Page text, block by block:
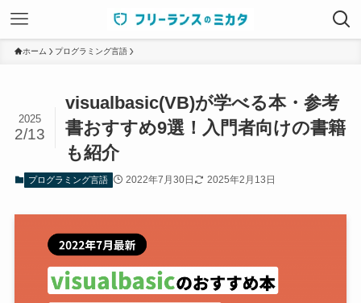
ホーム プログラミング言語
visualbasic(VB)が学べる本・参考
書おすすめ9選！入門者向けの書籍
も紹介
2025
2/13
プログラミング言語 2022年7月30日 2025年2月13日